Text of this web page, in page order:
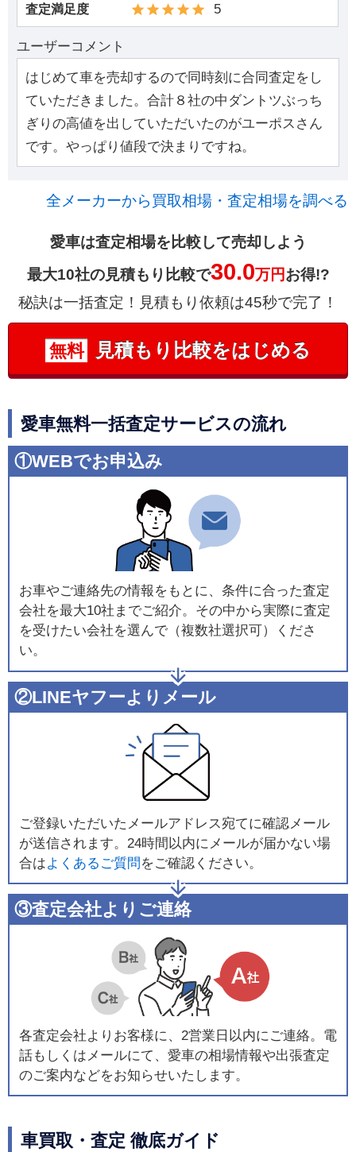
査定満足度 5
ユーザーコメント
はじめて車を売却するので同時刻に合同査定をし
ていただきました。合計８社の中ダントツぶっち
ぎりの高値を出していただいたのがユーポスさん
です。やっぱり値段で決まりですね。
全メーカーから買取相場・査定相場を調べる
愛車は査定相場を比較して売却しよう
最大10社の見積もり比較で30.0万円お得!?
秘訣は一括査定！見積もり依頼は45秒で完了！
無料 見積もり比較をはじめる
愛車無料一括査定サービスの流れ
①WEBでお申込み
お車やご連絡先の情報をもとに、条件に合った査定
会社を最大10社までご紹介。その中から実際に査定
を受けたい会社を選んで（複数社選択可）くださ
い。
②LINEヤフーよりメール
ご登録いただいたメールアドレス宛てに確認メール
が送信されます。24時間以内にメールが届かない場
合はよくあるご質問 をご確認ください。
③査定会社よりご連絡
各査定会社よりお客様に、2営業日以内にご連絡。電
話もしくはメールにて、愛車の相場情報や出張査定
のご案内などをお知らせいたします。
車買取・査定 徹底ガイド